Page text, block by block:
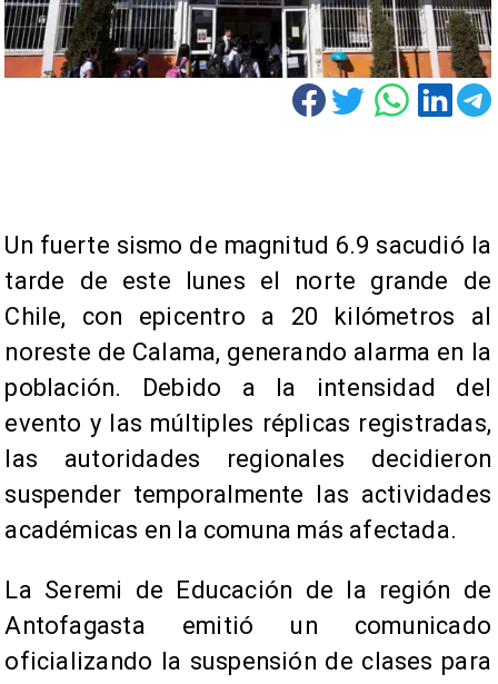
Un fuerte sismo de magnitud 6.9 sacudió la
tarde de este lunes el norte grande de
Chile, con epicentro a 20 kilómetros al
noreste de Calama, generando alarma en la
población. Debido a la intensidad del
evento y las múltiples réplicas registradas,
las autoridades regionales decidieron
suspender temporalmente las actividades
académicas en la comuna más afectada.
La Seremi de Educación de la región de
Antofagasta emitió un comunicado
oficializando la suspensión de clases para